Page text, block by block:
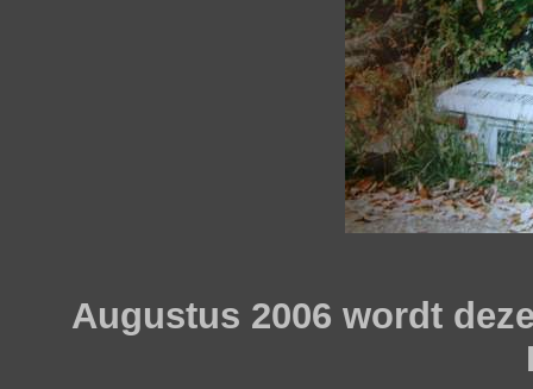
Augustus 2006 wordt